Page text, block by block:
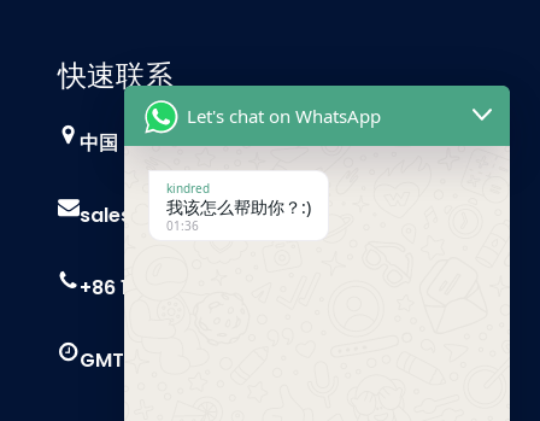
快速联系
中国，广州
sales@trust-freight.com
+86 186 6503 8749
GMT+8 9 AM – 6 PM
Let's chat on WhatsApp
kindred
我该怎么帮助你？:)
01:36